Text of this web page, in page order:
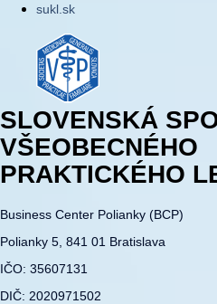
sukl.sk
SLOVENSKÁ
VŠEOBECNÉHO
PRAKTICKÉHO
Business Center Polianky (BCP)
Polianky 5, 841 01 Bratislava
IČO: 35607131
DIČ: 2020971502